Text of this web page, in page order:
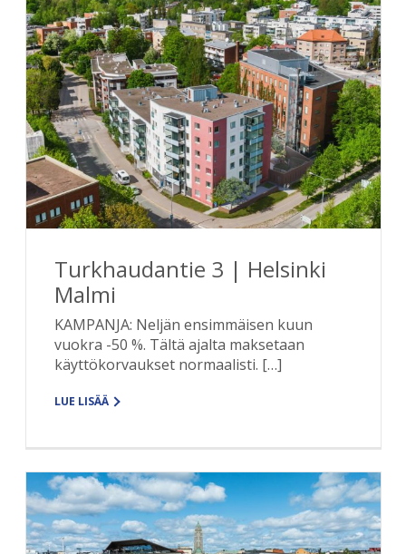
Turkhaudantie 3 | Helsinki
Malmi
KAMPANJA: Neljän ensimmäisen kuun
vuokra -50 %. Tältä ajalta maksetaan
käyttökorvaukset normaalisti. […]
LUE LISÄÄ